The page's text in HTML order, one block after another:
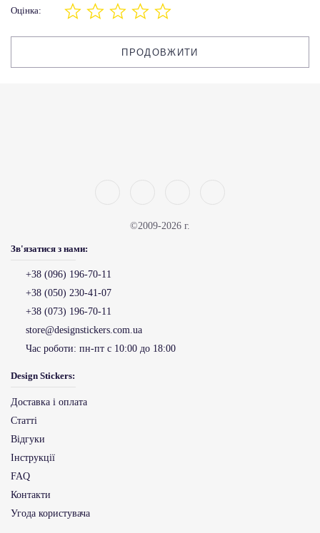
Оцінка:
ПРОДОВЖИТИ
©2009-2026 г.
Зв'язатися з нами:
+38 (096) 196-70-11
+38 (050) 230-41-07
+38 (073) 196-70-11
store@designstickers.com.ua
Час роботи: пн-пт с 10:00 до 18:00
Design Stickers:
Доставка і оплата
Статті
Відгуки
Інструкції
FAQ
Контакти
Угода користувача